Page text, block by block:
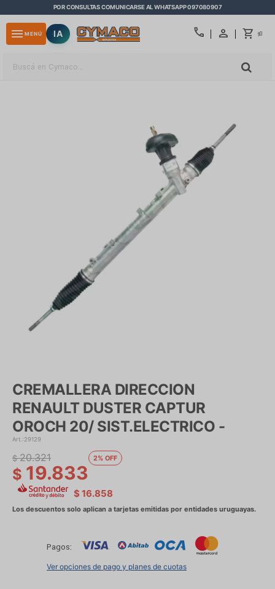
POR CONSULTAS COMUNICARSE AL WHATSAPP 097080907
call $0
menu MENÚ IA
CREMALLERA DIRECCION
RENAULT DUSTER CAPTUR
OROCH 20/ SIST.ELECTRICO -
29129
$ 19.833
$ 20.321 2
$ 16.858
Pagos:
Ver opciones de pago y planes de cuotas
close